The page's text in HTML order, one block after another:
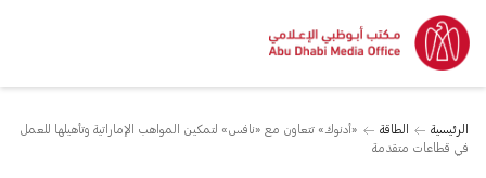
الرئيسية الطاقة
«أدنوك» تتعاون مع «نافس» لتمكين المواهب الإماراتية وتأهيلها للعمل
في قطاعات متقدمة